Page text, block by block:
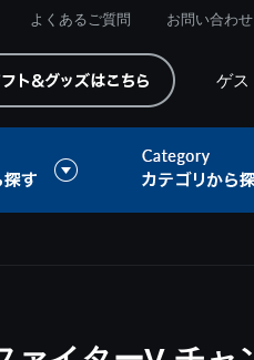
よくあるご質問 お問い合わせ
ゲス